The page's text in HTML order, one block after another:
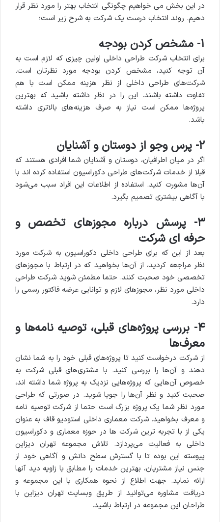
در این بخش می خواهیم چگونگی انتخاب بهتر را مورد نظر قرار
دهیم. روند انتخاب درست یک شرکت به شرح زیر است؛
۱- مشخص کردن بودجه
برای انتخاب شرکت طراحی داخلی اولین چیزی که لازم است به
آن توجه کنید، مشخص کردن بودجه مورد نظرتان است.
شرکت‌های طراحی داخلی از نظر هزینه ممکن است با هم
تفاوت داشته باشند. این را در نظر داشته باشید که بهترین
پروژه‌ها ممکن است نیاز به صرف هزینه‌های بالاتری داشته
باشد.
۲- پرس وجو از دوستان و آشنایان
اگر در میان اطرافیان، دوستان و آشنایان شما افرادی هستند که
قبلا از خدمات شرکت‌های طراحی دکوراسیون استفاده کرده اند با
آن‌ها مشورت کنید. استفاده از اطلاعات این افراد سبب می‌شود
با آگاهی بیشتری تصمیم بگیرد.
۳- پرسش درباره مجوزهای تخصص و
حرفه ای شرکت
بعد از این که برای طراحی داخلی دکوراسیون به شرکت مورد
نظر مراجعه کردید، از آن‌ها بخواهید که در ارتباط با مجوزهای
تخصصی خود صحبت کنند. حتما مطمئن شوید شرکت طراحی
داخلی مورد نظر، مجوزهای لازم و توانایی عرضه فاکتور رسمی را
دارد.
۴- بررسی پروژه‌های قبلی، توصیه نامه‌ها و
معرف‌ها
از شرکت درخواست کنید تا پروژه‌های قبلی خود را به شما نشان
دهند و آن‌ها را بررسی کنید. با مشتری‌های قبلی شرکت به
خصوص آن‌هایی که پروژه‌هایی نزدیک به پروژه شما داشته اند،
صحبت کنید و نظر آن‌ها را جویا شوید. در صورتی که طراحی
مورد نظر شما یک پروژه بزرگ است حتما از شرکت توصیه نامه
و معرف بخواهید. شرکت معماری داخلی استودیو قاف به عنوان
یکی از با تجربه ترین شرکت ها در حوزه معماری و دکوراسیون
داخلی به فعالیت می‌پردازد. تلاش مجموعه تهران دیزاین
پیوسته این بوده تا با گسترش سطح دانش و آگاهی خود از
جنس نیاز مشتریان، بهترین خدمات را مطابق با زاویه دید آنها
ارائه نماید. جهت اطلاع از نحوه همکاری با این مجموعه و
دریافت مشاوره می‌توانید از طریق وبسایت تهران دیزاین با
طراحان این مجموعه در ارتباط باشید.